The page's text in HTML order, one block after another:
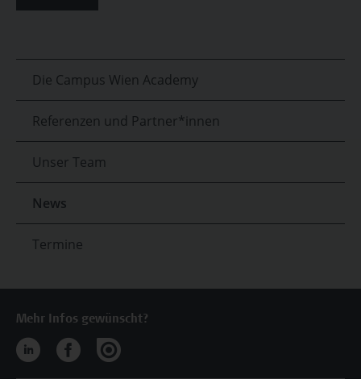
Die Campus Wien Academy
Referenzen und Partner*innen
Unser Team
News
Termine
Mehr Infos gewünscht?